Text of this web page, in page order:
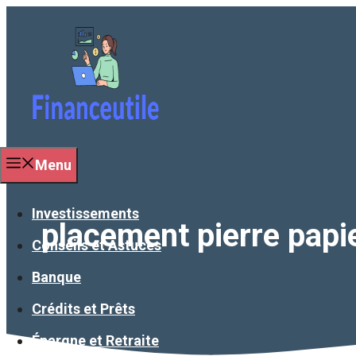
Menu
Investissements
Conseils et Astuces
Banque
Crédits et Prêts
Épargne et Retraite
placement pierre